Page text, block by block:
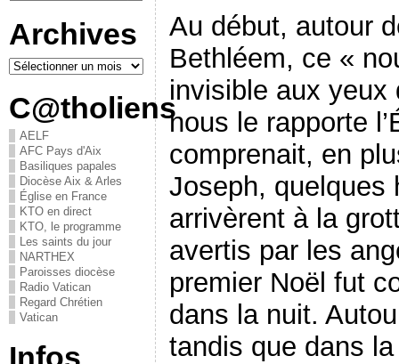
Archives
C@tholiens
AELF
AFC Pays d'Aix
Basiliques papales
Diocèse Aix & Arles
Église en France
KTO en direct
KTO, le programme
Les saints du jour
NARTHEX
Paroisses diocèse
Radio Vatican
Regard Chrétien
Vatican
Infos
Au début, autour
Bethléem, ce «
invisible aux yeux
nous le rapporte
comprenait, en
Joseph, quelques
arrivèrent à la
avertis par les
premier Noël fut
dans la nuit.
tandis que dans